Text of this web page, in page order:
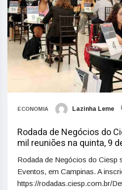
ECONOMIA Lazinha Leme
Rodada de Negócios do
mil reuniões na quinta, 9
Rodada de Negócios do Ciesp
Eventos, em Campinas. A
https://rodadas.ciesp.com.br/